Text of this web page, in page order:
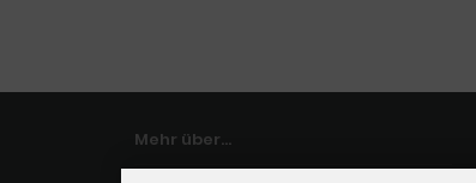
Mehr über...